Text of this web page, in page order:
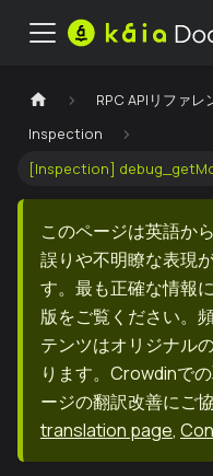
RPC APIリファレ
Inspection
[Inspection]
このページは英語か
誤りや不明瞭な表現
す。最も正確な情報
版をご覧ください。
テンツはオリジナル
ります。Crowdinで
ージの翻訳改善にご
translation page,